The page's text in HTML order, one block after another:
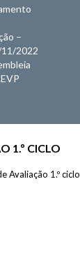
–
2022
1.º CICLO
Avaliação 1.º ciclo